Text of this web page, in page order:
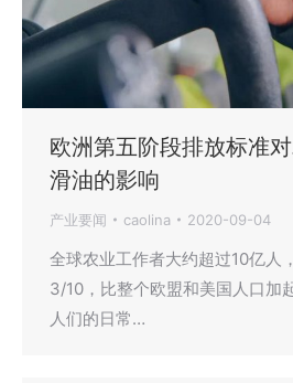
欧洲第五阶段排放标准
滑油的影响
产业要闻 caolina 2020-09-04
全球农业工作者大约超过10亿人
3/10，比整个欧盟和美国人口加
人们的日常…